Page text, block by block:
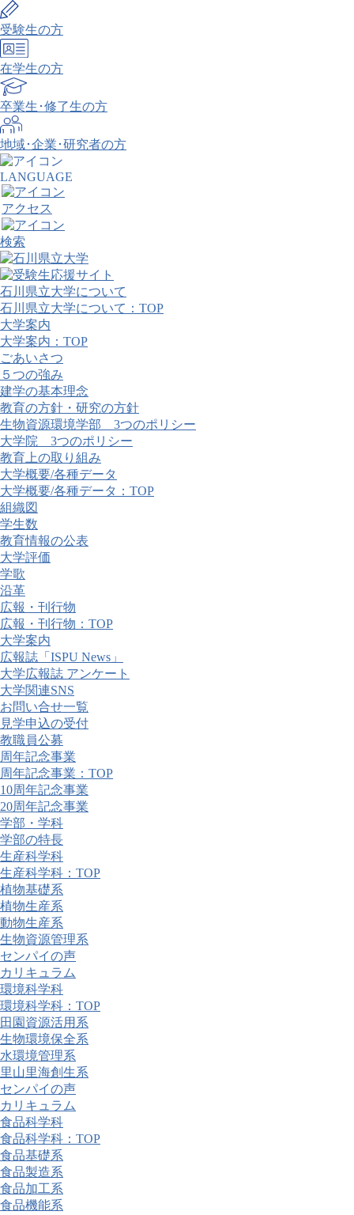
受験生の方
在学生の方
卒業生･修了生の方
地域･企業･研究者の方
LANGUAGE
アクセス
検索
石川県立大学について
石川県立大学について：TOP
大学案内
大学案内：TOP
ごあいさつ
５つの強み
建学の基本理念
教育の方針・研究の方針
生物資源環境学部 3つのポリシー
大学院 3つのポリシー
教育上の取り組み
大学概要/各種データ
大学概要/各種データ：TOP
組織図
学生数
教育情報の公表
大学評価
学歌
沿革
広報・刊行物
広報・刊行物：TOP
大学案内
広報誌「ISPU News」
大学広報誌 アンケート
大学関連SNS
お問い合せ一覧
見学申込の受付
教職員公募
周年記念事業
周年記念事業：TOP
10周年記念事業
20周年記念事業
学部・学科
学部の特長
生産科学科
生産科学科：TOP
植物基礎系
植物生産系
動物生産系
生物資源管理系
センパイの声
カリキュラム
環境科学科
環境科学科：TOP
田園資源活用系
生物環境保全系
水環境管理系
里山里海創生系
センパイの声
カリキュラム
食品科学科
食品科学科：TOP
食品基礎系
食品製造系
食品加工系
食品機能系